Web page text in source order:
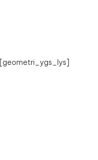
[geometri_ygs_lys]